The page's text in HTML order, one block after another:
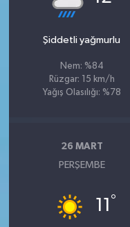
Şiddetli yağmurlu
Nem: %84
Rüzgar: 15 km/h
Yağış Olasılığı: %78
26 MART
PERŞEMBE
11 °